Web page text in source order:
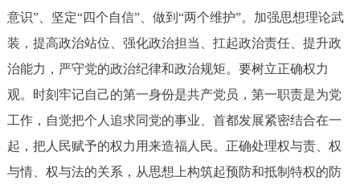
中介服务 阳光政务
12345网上接诉即办 我要咨询 我要建议
参与调查 在线访谈 图说互动
意识”、坚定“四个自信”、做到“两个维护”。加强思想理论武
装，提高政治站位、强化政治担当、扛起政治责任、提升政
治能力，严守党的政治纪律和政治规矩。要树立正确权力
观。时刻牢记自己的第一身份是共产党员，第一职责是为党
工作，自觉把个人追求同党的事业、首都发展紧密结合在一
起，把人民赋予的权力用来造福人民。正确处理权与责、权
与情、权与法的关系，从思想上构筑起预防和抵制特权的防